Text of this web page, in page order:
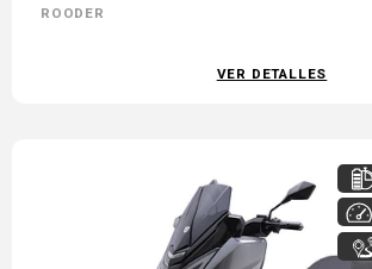
ROODER
VER DETALLES